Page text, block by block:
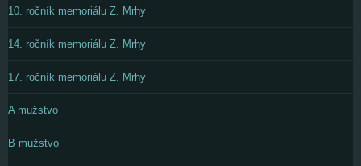
10. ročník memoriálu Z. Mrhy
14. ročník memoriálu Z. Mrhy
17. ročník memoriálu Z. Mrhy
A mužstvo
B mužstvo